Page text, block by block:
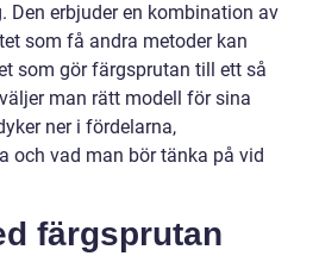
Den erbjuder en kombination av
som få andra metoder kan
som gör färgsprutan till ett så
man rätt modell för sina
ner i fördelarna,
och vad man bör tänka på vid
färgsprutan